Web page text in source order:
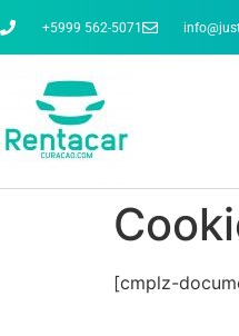
+5999 562-5071
[cmplz-